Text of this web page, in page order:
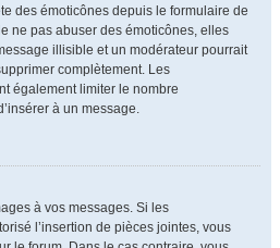
des émoticônes depuis le formulaire de
ne pas abuser des émoticônes, elles
illisible et un modérateur pourrait
complètement. Les
également limiter le nombre
à un message.
à vos messages. Si les
l’insertion de pièces jointes, vous